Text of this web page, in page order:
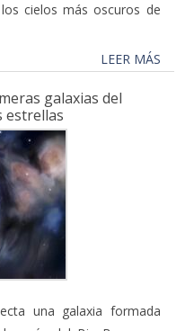
cielos más oscuros de
LEER MÁS
galaxias del
estrellas
una galaxia formada